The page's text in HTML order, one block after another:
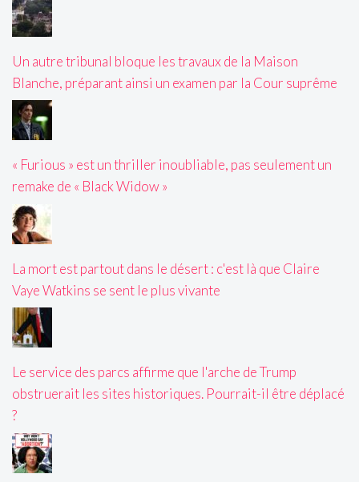
Un autre tribunal bloque les travaux de la Maison
Blanche, préparant ainsi un examen par la Cour suprême
« Furious » est un thriller inoubliable, pas seulement un
remake de « Black Widow »
La mort est partout dans le désert : c'est là que Claire
Vaye Watkins se sent le plus vivante
Le service des parcs affirme que l'arche de Trump
obstruerait les sites historiques. Pourrait-il être déplacé
?